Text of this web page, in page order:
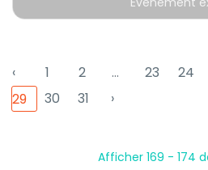
‹ 1 2 ... 23 24
29
30 31 ›
Afficher 169 - 174